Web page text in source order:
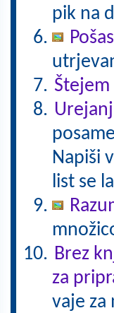
pik na
Napiši
list se
Brez
za
vaje za